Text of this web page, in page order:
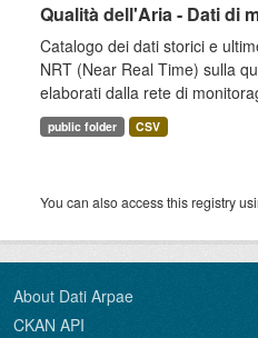
Qualità dell'Aria - Dati di
Catalogo dei dati storici e
NRT (Near Real Time) sulla
elaborati dalla rete di
public folder CSV
You can also access this registry
About Dati Arpae
CKAN API